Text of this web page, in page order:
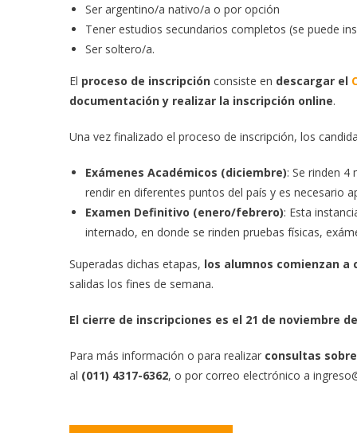
Ser argentino/a nativo/a o por opción
Tener estudios secundarios completos (se puede
Ser soltero/a.
El proceso de inscripción consiste en descargar el
documentación y realizar la inscripción online.
Una vez finalizado el proceso de inscripción, los
Exámenes Académicos (diciembre): Se rinden 4
rendir en diferentes puntos del país y es necesario
Examen Definitivo (enero/febrero): Esta
internado, en donde se rinden pruebas físicas,
Superadas dichas etapas, los alumnos comienzan
salidas los fines de semana.
El cierre de inscripciones es el 21 de noviembre
Para más información o para realizar consultas
al (011) 4317-6362, o por correo electrónico a